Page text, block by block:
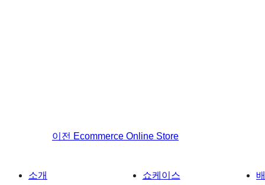
이전 Ecommerce Online Store
소개 쇼케이스